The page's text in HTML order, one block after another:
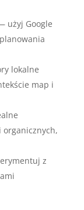
użyj Google
lokalne
map i
organicznych,
z